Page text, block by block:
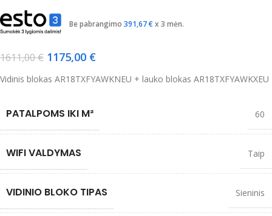
Be pabrangimo 391,67€ x 3 mėn.
1611,00€ 1175,00 €
Vidinis blokas AR18TXFYAWKNEU + lauko blokas AR18TXFYAWKXEU
PATALPOMS IKI M² 60
WIFI VALDYMAS Taip
VIDINIO BLOKO TIPAS Sieninis